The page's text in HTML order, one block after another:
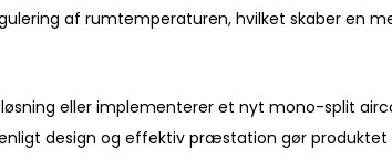
af rumtemperaturen, hvilket skaber en
eller implementerer et nyt mono-split
design og effektiv præstation gør